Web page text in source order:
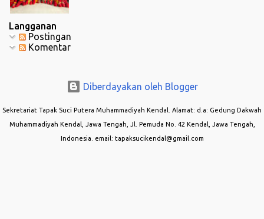
Langganan
Postingan
Komentar
Diberdayakan oleh Blogger
Sekretariat Tapak Suci Putera Muhammadiyah Kendal. Alamat: d.a: Gedung Dakwah
Muhammadiyah Kendal, Jawa Tengah, Jl. Pemuda No. 42 Kendal, Jawa Tengah,
Indonesia. email: tapaksucikendal@gmail.com